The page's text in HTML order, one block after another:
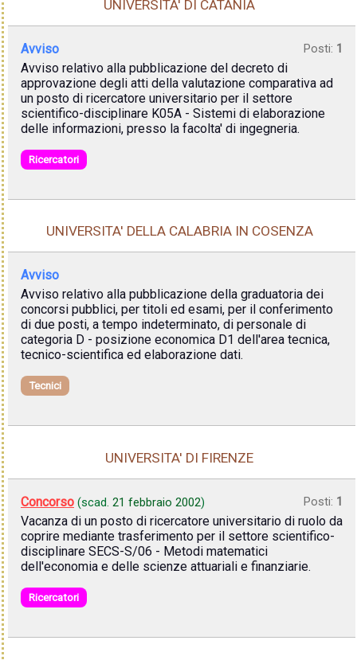
UNIVERSITA' DI CATANIA
Avviso Posti: 1
Avviso relativo alla pubblicazione del decreto di
approvazione degli atti della valutazione comparativa ad
un posto di ricercatore universitario per il settore
scientifico-disciplinare K05A - Sistemi di elaborazione
delle informazioni, presso la facolta' di ingegneria.
Ricercatori
UNIVERSITA' DELLA CALABRIA IN COSENZA
Avviso
Avviso relativo alla pubblicazione della graduatoria dei
concorsi pubblici, per titoli ed esami, per il conferimento
di due posti, a tempo indeterminato, di personale di
categoria D - posizione economica D1 dell'area tecnica,
tecnico-scientifica ed elaborazione dati.
Tecnici
UNIVERSITA' DI FIRENZE
Concorso (scad. 21 febbraio 2002) Posti: 1
Vacanza di un posto di ricercatore universitario di ruolo da
coprire mediante trasferimento per il settore scientifico-
disciplinare SECS-S/06 - Metodi matematici
dell'economia e delle scienze attuariali e finanziarie.
Ricercatori